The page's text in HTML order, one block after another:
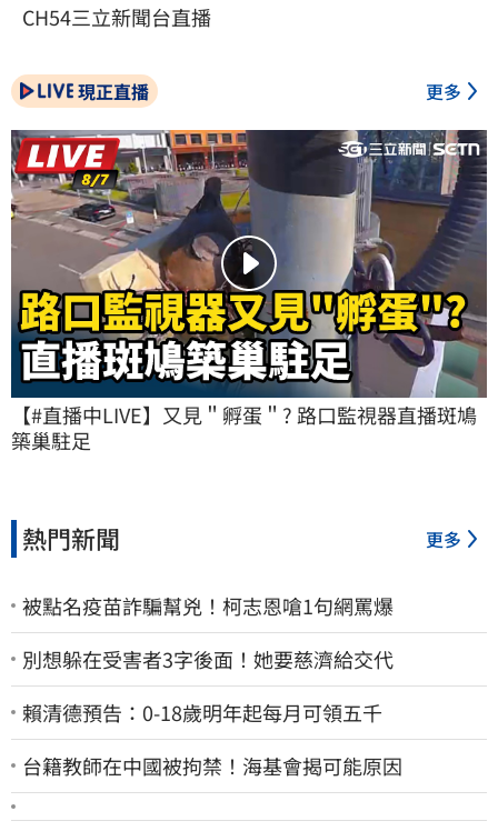
CH54三立新聞台直播
現正直播 更多
【#直播中LIVE】又見＂孵蛋＂? 路口監視器直播斑鳩
築巢駐足
熱門新聞 更多
被點名疫苗詐騙幫兇！柯志恩嗆1句網罵爆
別想躲在受害者3字後面！她要慈濟給交代
賴清德預告：0-18歲明年起每月可領五千
台籍教師在中國被拘禁！海基會揭可能原因